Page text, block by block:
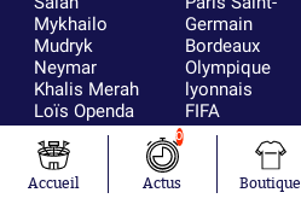
Mykhailo
Mudryk
Neymar
Khalis Merah
Loïs Openda
Moussa
Niakhaté
Nicolás
Tagliafico
Germain
Bordeaux
Olympique
lyonnais
FIFA
Real Madrid
RC Strasbourg
AC Milan
France
Accueil
0
Actus Boutique